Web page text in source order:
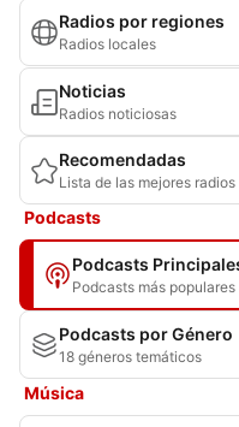
Radios por regiones
Radios locales
Noticias
Radios noticiosas
Recomendadas
Lista de las mejores radios
Podcasts
Podcasts
Podcasts más populares
Podcasts por Género
18 géneros temáticos
Música